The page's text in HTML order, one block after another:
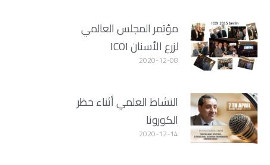
مؤتمر المجلس العالمي
لزرع الأسنان ICOI
2020-12-08
النشاط العلمي أثناء حظر
الكورونا
2020-12-14